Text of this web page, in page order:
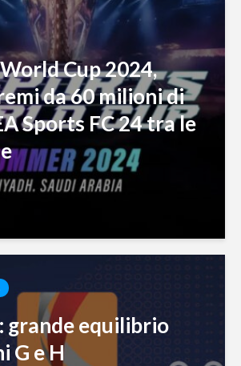
Cup 2024,
da 60 milioni di
Sports FC 24 tra le
grande equilibrio
G e H